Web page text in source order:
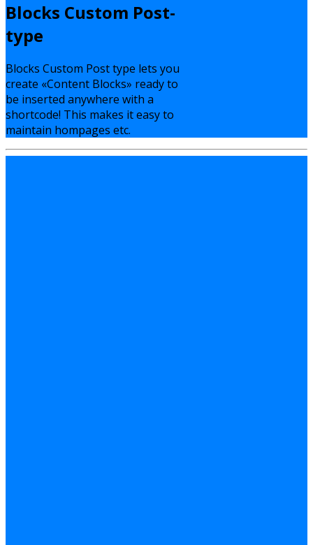
Blocks Custom Post-
type
Blocks Custom Post type lets you
create «Content Blocks» ready to
be inserted anywhere with a
shortcode! This makes it easy to
maintain hompages etc.